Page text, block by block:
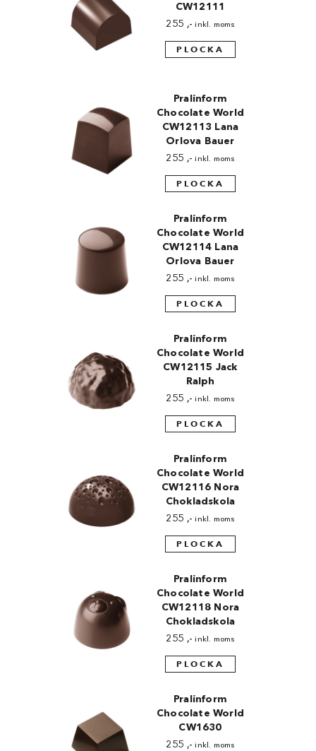
CW12111
255 ,- inkl. moms
PLOCKA
Pralinform
Chocolate World
CW12113 Lana
Orlova Bauer
255 ,- inkl. moms
PLOCKA
Pralinform
Chocolate World
CW12114 Lana
Orlova Bauer
255 ,- inkl. moms
PLOCKA
Pralinform
Chocolate World
CW12115 Jack
Ralph
255 ,- inkl. moms
PLOCKA
Pralinform
Chocolate World
CW12116 Nora
Chokladskola
255 ,- inkl. moms
PLOCKA
Pralinform
Chocolate World
CW12118 Nora
Chokladskola
255 ,- inkl. moms
PLOCKA
Pralinform
Chocolate World
CW1630
255 ,- inkl. moms